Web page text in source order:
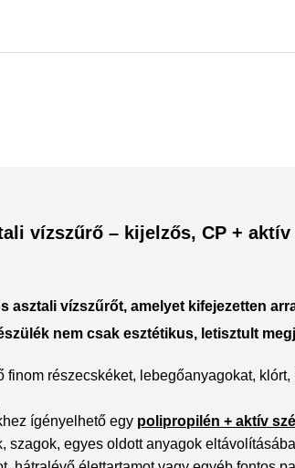
vízszűrő – kijelzős, CP + aktív
asztali vízszűrőt, amelyet kifejezetten
nem csak esztétikus, letisztult
finom részecskéket, lebegőanyagokat,
ígényelhető egy polipropilén + aktív
szagok, egyes oldott anyagok